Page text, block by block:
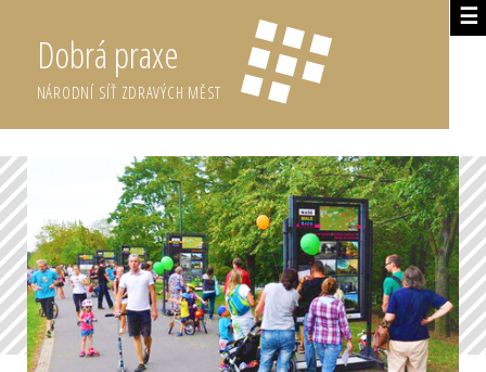
☰
Dobrá praxe
NÁRODNÍ SÍŤ ZDRAVÝCH MĚST